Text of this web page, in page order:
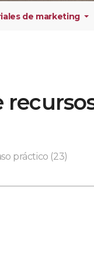
de marketing
práctico (23)